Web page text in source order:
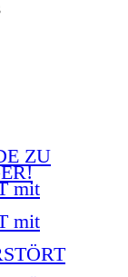
ZU
mit
mit